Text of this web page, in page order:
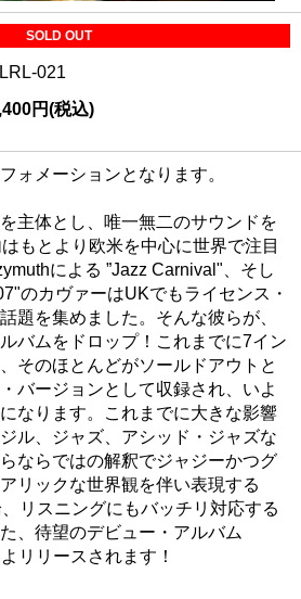
SOLD OUT
021
円(税込)
ォメーションとなります。
主体とし、唯一無二のサウンドを
もとより欧米を中心に世界で注目
による ”Jazz Carnival"、そし
のカヴァーはUKでもライセンス・
題を集めました。そんな彼らが、
バムをドロップ！これまでに7イン
そのほとんどがソールドアウトと
バージョンとして収録され、いよ
なります。これまでに大きな影響
ル、ジャズ、アシッド・ジャズな
ならではの解釈でジャジーかつグ
リックな世界観を伴い表現する
リスニングにもバッチリ対応する
、待望のデビュー・アルバム
リリースされます！